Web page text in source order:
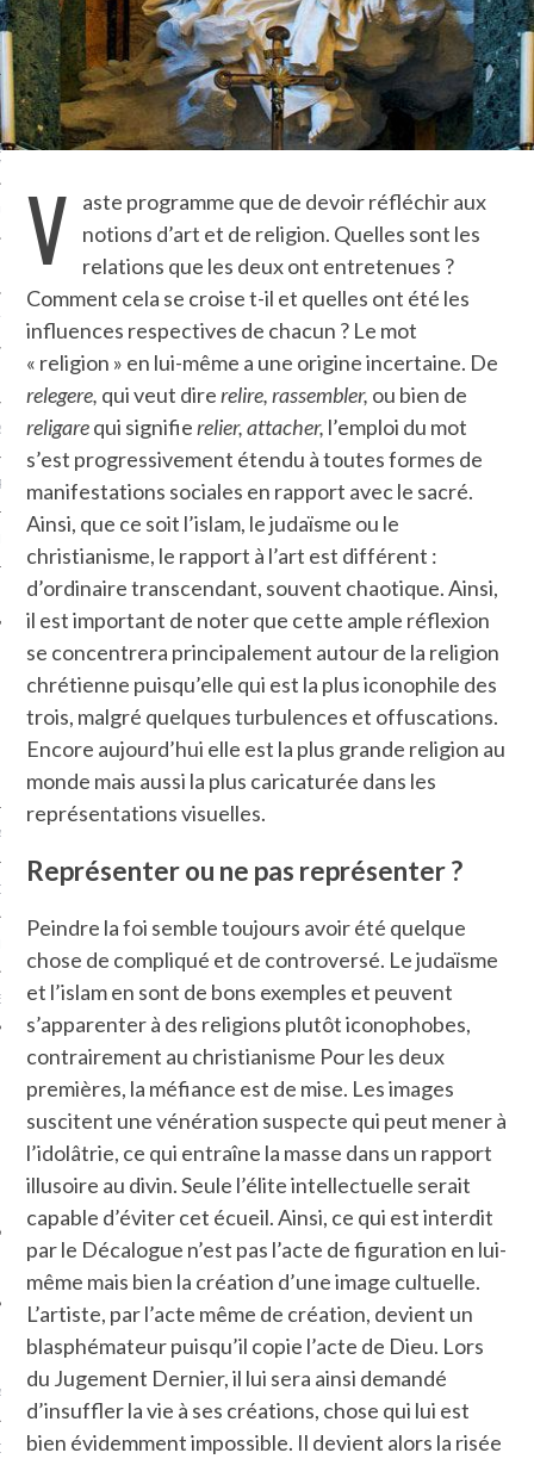
EN VOD
CARAVELLE
PODCAST
SUIVEZ-NOUS
CARAVELLE
CARAVELLE
PODCAST
V
aste programme que de devoir réfléchir aux
notions d’art et de religion. Quelles sont les
relations que les deux ont entretenues ?
Comment cela se croise t-il et quelles ont été les
influences respectives de chacun ? Le mot
« religion » en lui-même a une origine incertaine. De
relegere, qui veut direrelire, rassembler, ou bien de
religarequi signifierelier, attacher, l’emploi du mot
s’est progressivement étendu à toutes formes de
manifestations sociales en rapport avec le sacré.
Ainsi, que ce soit l’islam, le judaïsme ou le
christianisme, le rapport à l’art est différent :
d’ordinaire transcendant, souvent chaotique. Ainsi,
il est important de noter que cette ample réflexion
se concentrera principalement autour de la religion
chrétienne puisqu’elle qui est la plus iconophile des
trois, malgré quelques turbulences et offuscations.
Encore aujourd’hui elle est la plus grande religion au
monde mais aussi la plus caricaturée dans les
représentations visuelles.
Représenter ou ne pas représenter ?
Peindre la foi semble toujours avoir été quelque
chose de compliqué et de controversé. Le judaïsme
et l’islam en sont de bons exemples et peuvent
s’apparenter à des religions plutôt iconophobes,
contrairement au christianisme Pour les deux
premières, la méfiance est de mise. Les images
suscitent une vénération suspecte qui peut mener à
l’idolâtrie, ce qui entraîne la masse dans un rapport
illusoire au divin. Seule l’élite intellectuelle serait
capable d’éviter cet écueil. Ainsi, ce qui est interdit
par le Décalogue n’est pas l’acte de figuration en lui-
même mais bien la création d’une image cultuelle.
L’artiste, par l’acte même de création, devient un
blasphémateur puisqu’il copie l’acte de Dieu. Lors
du Jugement Dernier, il lui sera ainsi demandé
d’insuffler la vie à ses créations, chose qui lui est
bien évidemment impossible. Il devient alors la risée